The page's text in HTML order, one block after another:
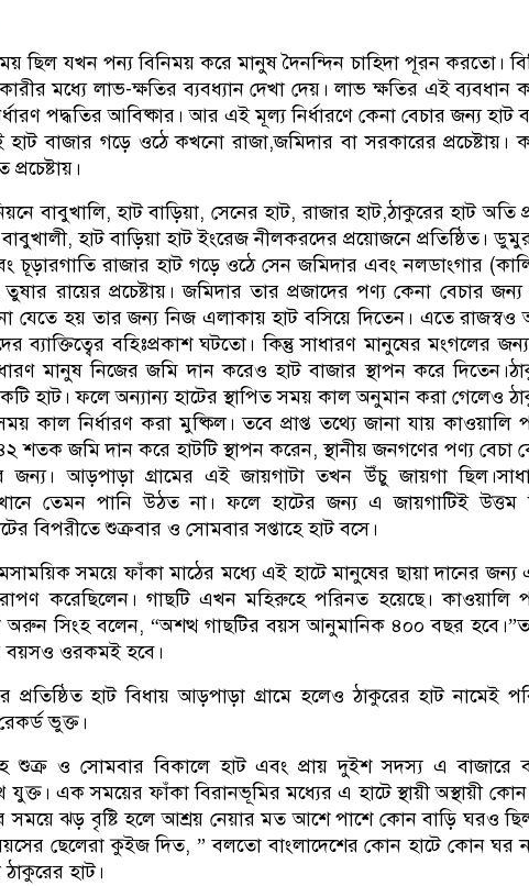
ছিল যখন পন্য বিনিময় করে মানুষ দৈনন্দিন চাহিদা পূরন করতো।
মধ্যে লাভ-ক্ষতির ব্যবধ্যান দেখা দেয়। লাভ ক্ষতির এই ব্যবধান
পদ্ধতির আবিষ্কার। আর এই মূল্য নির্ধারণে কেনা বেচার জন্য হাট
বাজার গড়ে ওঠে কখনো রাজা,জমিদার বা সরকারের প্রচেষ্টায়।
বাবুখালি, হাট বাড়িয়া, সেনের হাট, রাজার হাট,ঠাকুরের হাট অতি
হাট বাড়িয়া হাট ইংরেজ নীলকরদের প্রয়োজনে প্রতিষ্ঠিত।
চূড়ারগাতি রাজার হাট গড়ে ওঠে সেন জমিদার এবং নলডাংগার
রায়ের প্রচেষ্টায়। জমিদার তার প্রজাদের পণ্য কেনা বেচার জন্য
যেতে হয় তার জন্য নিজ এলাকায় হাট বসিয়ে দিতেন। এতে
ব্যাক্তিত্বের বহিঃপ্রকাশ ঘটতো। কিন্তু সাধারণ মানুষের মংগলের
মানুষ নিজের জমি দান করেও হাট বাজার স্থাপন করে
হাট। ফলে অন্যান্য হাটের স্থাপিত সময় কাল অনুমান করা গেলেও
কাল নির্ধারণ করা মুষ্কিল। তবে প্রাপ্ত তথ্যে জানা যায় কাওয়ালি
শতক জমি দান করে হাটটি স্থাপন করেন, স্থানীয় জনগণের পণ্য বেচা
জন্য। আড়পাড়া গ্রামের এই জায়গাটা তখন উঁচু জায়গা
তেমন পানি উঠত না। ফলে হাটের জন্য এ জায়গাটিই উত্তম
বিপরীতে শুক্রবার ও সোমবার সপ্তাহে হাট বসে।
সময়ে ফাঁকা মাঠের মধ্যে এই হাটে মানুষের ছায়া দানের জন্য
করেছিলেন। গাছটি এখন মহিরুহে পরিনত হয়েছে। কাওয়ালি
অরুন সিংহ বলেন, “অশত্থ গাছটির বয়স আনুমানিক ৪০০ বছর
বয়সও ওরকমই হবে।
প্রতিষ্ঠিত হাট বিধায় আড়পাড়া গ্রামে হলেও ঠাকুরের হাট নামেই
ভুক্ত।
শুক্র ও সোমবার বিকালে হাট এবং প্রায় দুইশ সদস্য এ বাজারে
যুক্ত। এক সময়ের ফাঁকা বিরানভূমির মধ্যের এ হাটে স্থায়ী অস্থায়ী
সময়ে ঝড় বৃষ্টি হলে আশ্রয় নেয়ার মত আশে পাশে কোন বাড়ি ঘরও
ছেলেরা কুইজ দিত, ” বলতো বাংলাদেশের কোন হাটে কোন ঘর
হাট।